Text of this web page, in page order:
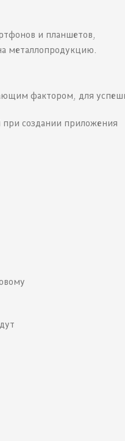
и планшетов,
металлопродукцию.
фактором, для
при создании приложения